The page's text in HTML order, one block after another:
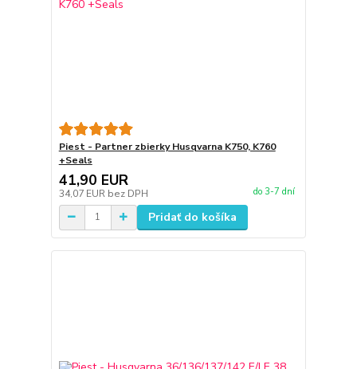
Piest - Partner zbierky Husqvarna K750, K760
+Seals
41,90 EUR
34,07 EUR bez DPH do 3-7 dní
Pridať do košíka